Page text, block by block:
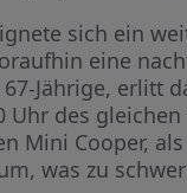
sich ein
eine
Jährige, erlitt
Uhr des
Mini Cooper,
was zu